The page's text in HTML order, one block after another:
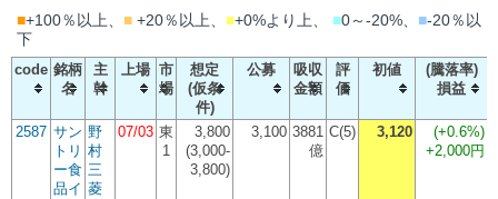
■+100％以上、 ■ +20％以上、 ■+0%より上、 ■0～-20%、 ■-20％以
下
code 銘柄
名
主
幹
上場 市
場
想定
(仮条
件)
公募
吸収
金額
評
価
初値
(騰落率)
損益
2587 サン
トリ
ー食
品イ
野
村
三
菱
07/03 東
1
3,800
(3,000-
3,800)
3,100 3881
億
C(5) 3,120 (+0.6%)
+2,000円